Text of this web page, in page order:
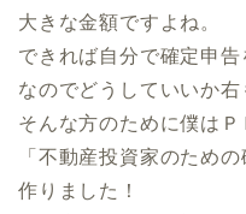
大きな金額ですよね。
できれば自分で確定申
なのでどうしていいか右
そんな方のために僕は
「不動産投資家のため
作りました！